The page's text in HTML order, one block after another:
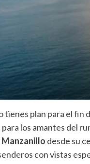
tienes plan para el fin
los amantes del
Manzanillo desde su
con vistas